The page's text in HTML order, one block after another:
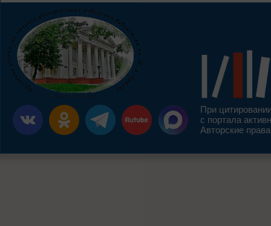
При
с портала
Авторские